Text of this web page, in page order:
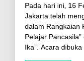
Pada hari ini, 16
Jakarta telah
dalam Rangkaian
Pelajar
Ika”. Acara